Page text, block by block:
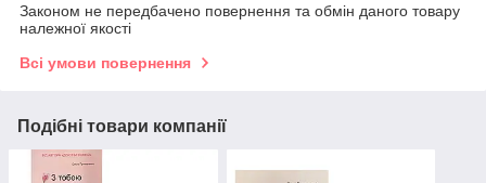
Законом не передбачено повернення та обмін даного товару
належної якості
Всі умови повернення
Подібні товари компанії